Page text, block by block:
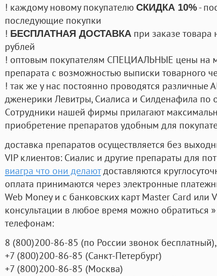
! каждому новому покупателю СКИДКА 10%-
последующие покупки
! БЕСПЛАТНАЯ ДОСТАВКА при заказе
рублей
! оптовым покупателям СПЕЦИАЛЬНЫЕ цены на
препарата с возможностью выписки товарного
! так же у нас постоянно проводятся
дженерики Левитры, Сиалиса и Силденафила по
Cотрудники нашей фирмы прилагают
приобретение препаратов удобным для
доставка препаратов осуществляется без
VIP клиентов: Сиалис и другие препараты для
виагра что они делаютдоставляются
оплата принимаются через электронные
Web Money и с банковских карт Master Card или
консультации в любое время можно обратиться
телефонам:
8 (800)200-86-85 (по России звонок бесплатный),
+7 (800)200-86-85 (Санкт-Петербург)
+7 (800)200-86-85 (Москва)